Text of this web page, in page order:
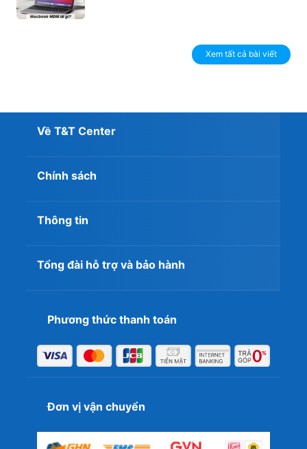
Xem tất cả bài viết
Về T&T Center
Chính sách
Thông tin
Tổng đài hỗ trợ và bảo hành
Phương thức thanh toán
Đơn vị vận chuyển